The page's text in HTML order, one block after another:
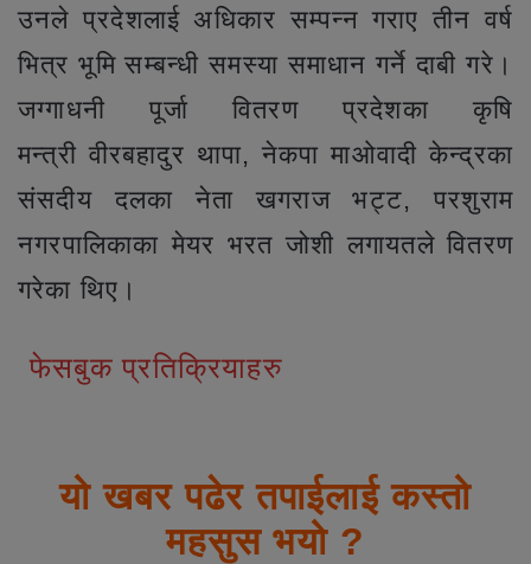
उनले प्रदेशलाई अधिकार सम्पन्न गराए तीन वर्ष
भित्र भूमि सम्बन्धी समस्या समाधान गर्ने दाबी गरे।
जग्गाधनी पूर्जा वितरण प्रदेशका कृषि
मन्त्री वीरबहादुर थापा, नेकपा माओवादी केन्द्रका
संसदीय दलका नेता खगराज भट्ट, परशुराम
नगरपालिकाका मेयर भरत जोशी लगायतले वितरण
गरेका थिए।
फेसबुक प्रतिक्रियाहरु
यो खबर पढेर तपाईलाई कस्तो
महसुस भयो ?